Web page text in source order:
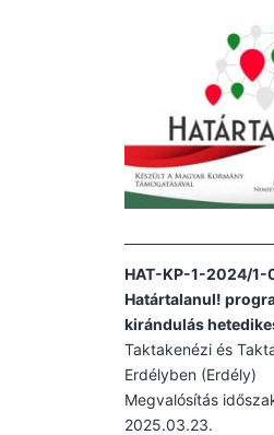
HAT-KP-1-2024/1-
Határtalanul!
kirándulás
Taktakenézi és
Erdélyben (Erdély)
Megvalósítás
2025.03.23.